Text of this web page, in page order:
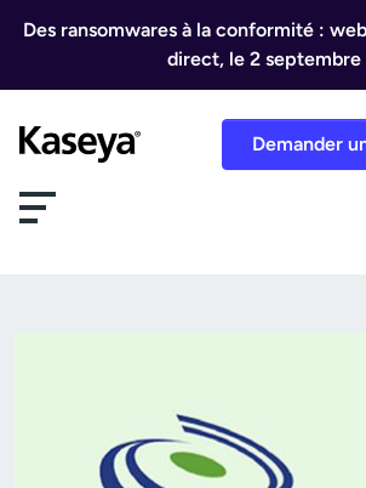
Des ransomwares à la conformité :
direct, le 2 septembre
Demander